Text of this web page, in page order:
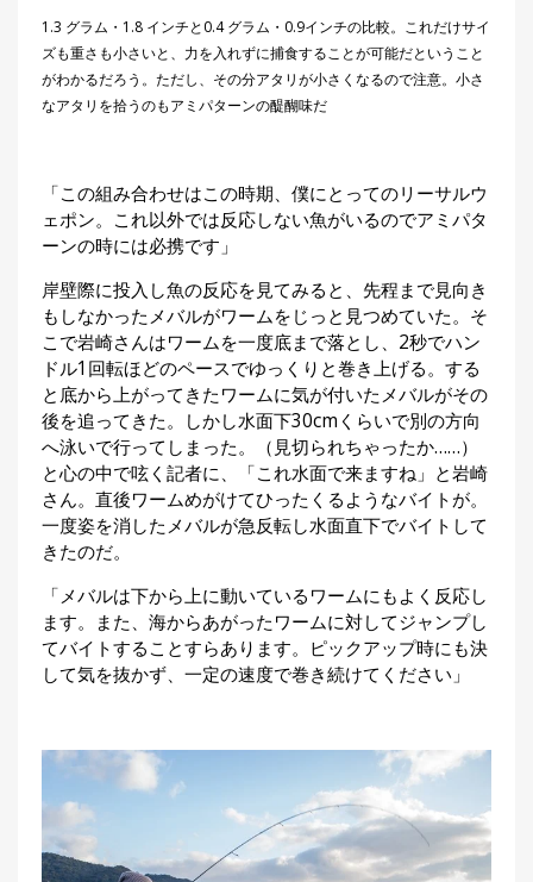
1.3 グラム・1.8 インチと0.4 グラム・0.9インチの比較。これだけサイ
ズも重さも小さいと、力を入れずに捕食することが可能だということ
がわかるだろう。ただし、その分アタリが小さくなるので注意。小さ
なアタリを拾うのもアミパターンの醍醐味だ
「この組み合わせはこの時期、僕にとってのリーサルウ
ェポン。これ以外では反応しない魚がいるのでアミパタ
ーンの時には必携です」
岸壁際に投入し魚の反応を見てみると、先程まで見向き
もしなかったメバルがワームをじっと見つめていた。そ
こで岩崎さんはワームを一度底まで落とし、2秒でハン
ドル1回転ほどのペースでゆっくりと巻き上げる。する
と底から上がってきたワームに気が付いたメバルがその
後を追ってきた。しかし水面下30cmくらいで別の方向
へ泳いで行ってしまった。（見切られちゃったか……）
と心の中で呟く記者に、「これ水面で来ますね」と岩崎
さん。直後ワームめがけてひったくるようなバイトが。
一度姿を消したメバルが急反転し水面直下でバイトして
きたのだ。
「メバルは下から上に動いているワームにもよく反応し
ます。また、海からあがったワームに対してジャンプし
てバイトすることすらあります。ピックアップ時にも決
して気を抜かず、一定の速度で巻き続けてください」